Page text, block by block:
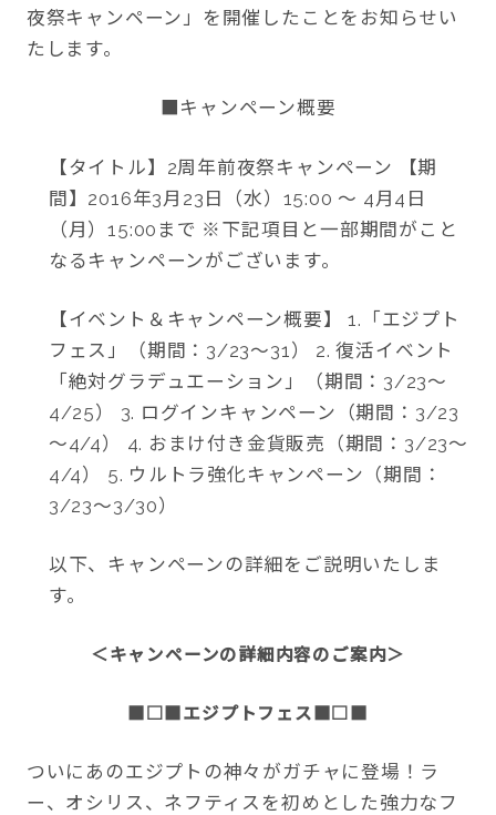
夜祭キャンペーン」を開催したことをお知らせい
たします。
■キャンペーン概要
【タイトル】2周年前夜祭キャンペーン 【期
間】2016年3月23日（水）15:00 ～ 4月4日
（月）15:00まで ※下記項目と一部期間がこと
なるキャンペーンがございます。
【イベント＆キャンペーン概要】 1.「エジプト
フェス」（期間：3/23～31） 2. 復活イベント
「絶対グラデュエーション」（期間：3/23～
4/25） 3. ログインキャンペーン（期間：3/23
～4/4） 4. おまけ付き金貨販売（期間：3/23～
4/4） 5. ウルトラ強化キャンペーン（期間：
3/23～3/30）
以下、キャンペーンの詳細をご説明いたしま
す。
＜キャンペーンの詳細内容のご案内＞
■□■エジプトフェス ■□■
ついにあのエジプトの神々がガチャに登場！ラ
ー、オシリス、ネフティスを初めとした強力なフ